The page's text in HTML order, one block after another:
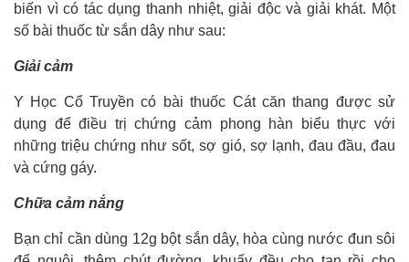
biến vì có tác dụng thanh nhiệt, giải độc và giải khát. Một
số bài thuốc từ sắn dây như sau:
Giải cảm
Y Học Cổ Truyền có bài thuốc Cát căn thang được sử
dụng để điều trị chứng cảm phong hàn biểu thực với
những triệu chứng như sốt, sợ gió, sợ lạnh, đau đầu, đau
và cứng gáy.
Chữa cảm nắng
Bạn chỉ cần dùng 12g bột sắn dây, hòa cùng nước đun sôi